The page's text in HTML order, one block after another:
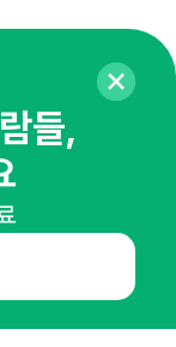
들,